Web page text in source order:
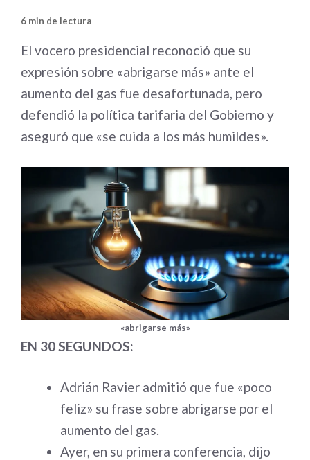
6 min de lectura
El vocero presidencial reconoció que su
expresión sobre «abrigarse más» ante el
aumento del gas fue desafortunada, pero
defendió la política tarifaria del Gobierno y
aseguró que «se cuida a los más humildes».
«abrigarse más»
EN 30 SEGUNDOS:
Adrián Ravier admitió que fue «poco
feliz» su frase sobre abrigarse por el
aumento del gas.
Ayer, en su primera conferencia, dijo